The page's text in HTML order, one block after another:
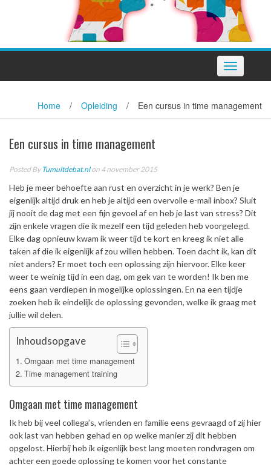
Toggle
navigation
Home / Opleiding / Een cursus in time management
Een cursus in time management
Posted By Tumultdebat.nlon 4 november 2015
Heb je meer behoefte aan rust en overzicht in je werk? Ben je
eigenlijk altijd druk en heb je altijd een overvolle e-mail inbox? Sluit
jij nooit de dag met een fijn gevoel af en heb je last van stress? Dit
zijn enkele vragen die ik mezelf een tijd geleden heb voorgelegd.
Elke dag opnieuw kwam ik weer tijd te kort en kreeg ik niet alle
taken af die ik eigenlijk af zou willen hebben. Toen dacht ik, kan dit
niet anders? Er moet toch een oplossing zijn hiervoor. Elke keer
weer te weinig tijd in een dag, om gek van te worden! Ik ben me
eens gaan verdiepen in mogelijke oplossingen. En na een tijdje
zoeken heb ik eindelijk de oplossing gevonden, welke ik graag met
jullie wil delen.
Inhoudsopgave
Omgaan met time management
Time management training
Omgaan met time management
Ik heb bij veel collega’s, vrienden en familie eens gevraagd of zij hier
ook last van hebben gehad en op welke manier zij dit hebben
opgelost. Hierbij heb ik eigenlijk best lang moeten rondvragen om
achter een goede oplossing te komen voor het constante